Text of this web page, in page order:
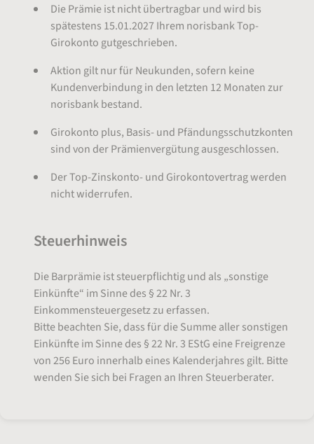
Die Prämie ist nicht übertragbar und wird bis
spätestens 15.01.2027 Ihrem norisbank Top-
Girokonto gutgeschrieben.
Aktion gilt nur für Neukunden, sofern keine
Kundenverbindung in den letzten 12 Monaten zur
norisbank bestand.
Girokonto plus, Basis- und Pfändungsschutzkonten
sind von der Prämienvergütung ausgeschlossen.
Der Top-Zinskonto- und Girokontovertrag werden
nicht widerrufen.
Steuerhinweis
Die Barprämie ist steuerpflichtig und als „sonstige
Einkünfte“ im Sinne des § 22 Nr. 3
Einkommensteuergesetz zu erfassen.
Bitte beachten Sie, dass für die Summe aller sonstigen
Einkünfte im Sinne des § 22 Nr. 3 EStG eine Freigrenze
von 256 Euro innerhalb eines Kalenderjahres gilt. Bitte
wenden Sie sich bei Fragen an Ihren Steuerberater.